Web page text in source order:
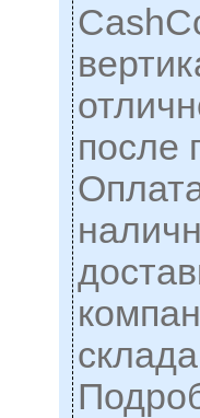
после